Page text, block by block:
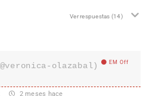
Ver respuestas (14)
olazabal) EM Off
2 meses hace